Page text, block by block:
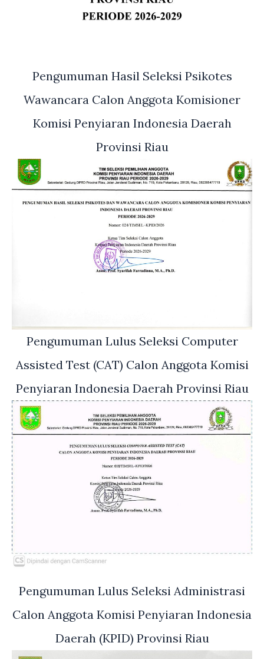
Pengumuman Hasil Seleksi Psikotes
Wawancara Calon Anggota Komisioner
Komisi Penyiaran Indonesia Daerah
Provinsi Riau
Pengumuman Lulus Seleksi Computer
Assisted Test (CAT) Calon Anggota Komisi
Penyiaran Indonesia Daerah Provinsi Riau
Pengumuman Lulus Seleksi Administrasi
Calon Anggota Komisi Penyiaran Indonesia
Daerah (KPID) Provinsi Riau